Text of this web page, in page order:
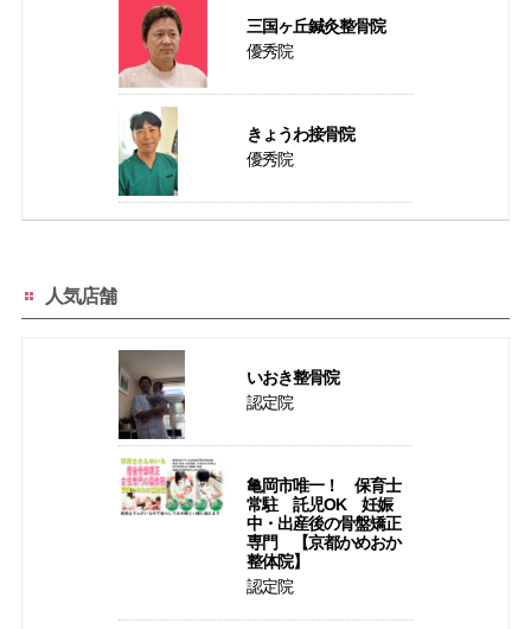
三国ヶ丘鍼灸整骨院
優秀院
きょうわ接骨院
優秀院
人気店舗
いおき整骨院
認定院
亀岡市唯一！ 保育士
常駐 託児OK 妊娠
中・出産後の骨盤矯正
専門 【京都かめおか
整体院】
認定院